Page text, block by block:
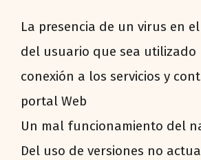
La presencia de un virus en
del usuario que sea utilizado
conexión a los servicios y
portal Web
Un mal funcionamiento del
Del uso de versiones no